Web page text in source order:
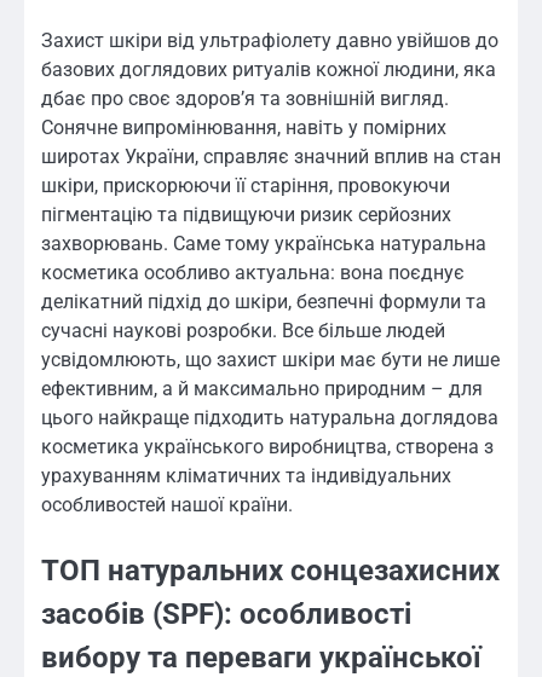
Захист шкіри від ультрафіолету давно увійшов до
базових доглядових ритуалів кожної людини, яка
дбає про своє здоров’я та зовнішній вигляд.
Сонячне випромінювання, навіть у помірних
широтах України, справляє значний вплив на стан
шкіри, прискорюючи її старіння, провокуючи
пігментацію та підвищуючи ризик серйозних
захворювань. Саме тому українська натуральна
косметика особливо актуальна: вона поєднує
делікатний підхід до шкіри, безпечні формули та
сучасні наукові розробки. Все більше людей
усвідомлюють, що захист шкіри має бути не лише
ефективним, а й максимально природним – для
цього найкраще підходить натуральна доглядова
косметика українського виробництва, створена з
урахуванням кліматичних та індивідуальних
особливостей нашої країни.
ТОП натуральних сонцезахисних
засобів (SPF): особливості
вибору та переваги української